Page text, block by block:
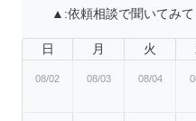
▲:依頼相談で聞いてみ
日 月 火
08/02 08/03 08/04